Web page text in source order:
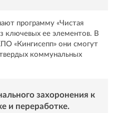
программу «Чистая
ключевых ее элементов. В
«Кингисепп» они смогут
коммунальных
захоронения к
и переработке.